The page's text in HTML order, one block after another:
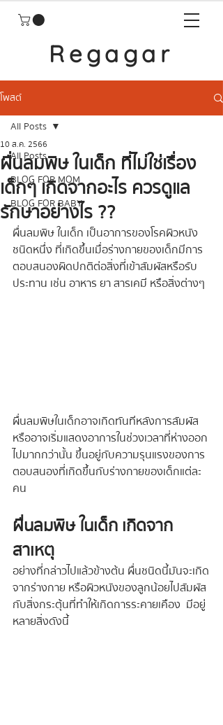
Regagar
โพสต์
All Posts
BLOG FOR MOM
BLOG FOR BABY
All Posts
ผื่นลมพิษ ในเด็ก ที่ไม่ใช่เรื่อง
เด็กๆ เกิดจากอะไร ควรดูแล
รักษาอย่างไร ??
10 ส.ค. 2566
ผื่นลมพิษ ในเด็ก เป็นอาการของโรคผิวหนัง
ชนิดหนึ่ง ที่เกิดขึ้นเมื่อร่างกายของเด็กมีการ
ตอบสนองผิดปกติต่อสิ่งที่เข้าสัมผัสหรือรับ
ประทาน เช่น อาหาร ยา สารเคมี หรือสิ่งต่างๆ
ผื่นลมพิษในเด็กอาจเกิดทันทีหลังการสัมผัส
หรืออาจเริ่มแสดงอาการในช่วงเวลาที่ห่างออก
ไปมากกว่านั้น ขึ้นอยู่กับความรุนแรงของการ
ตอบสนองที่เกิดขึ้นกับร่างกายของเด็กแต่ละ
คน
ผื่นลมพิษ ในเด็ก เกิดจาก
สาเหตุ
อย่างที่กล่าวไปแล้วข้างต้น ผื่นชนิดนี้มันจะเกิด
จากร่างกาย หรือผิวหนังของลูกน้อยไปสัมผัส
กับสิ่งกระตุ้นที่ทำให้เกิดการระคายเคือง  มีอยู่
หลายสิ่งดังนี้